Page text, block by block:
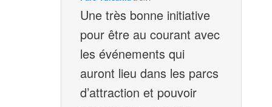
Une très bonne initiative
pour être au courant avec
les événements qui
auront lieu dans les parcs
d’attraction et pouvoir